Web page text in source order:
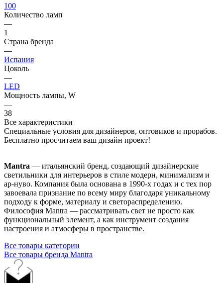
100
Количество ламп
—
1
Страна бренда
—
Испания
Цоколь
—
LED
Мощность лампы, W
—
38
Все характеристики
Специальные условия для дизайнеров, оптовиков и прорабов.
Бесплатно просчитаем ваш дизайн проект!
Mantra — итальянский бренд, создающий дизайнерские
светильники для интерьеров в стиле модерн, минимализм и
ар-нуво. Компания была основана в 1990-х годах и с тех пор
завоевала признание по всему миру благодаря уникальному
подходу к форме, материалу и светораспределению.
Философия Mantra — рассматривать свет не просто как
функциональный элемент, а как инструмент создания
настроения и атмосферы в пространстве.
Все товары категории
Все товары бренда Mantra